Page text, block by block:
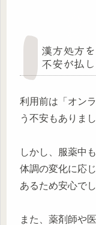
漢方処方
不安が払
利用前は「オン
う不安もありまし
しかし、服薬中
体調の変化に応
あるため安心でし
また、薬剤師や